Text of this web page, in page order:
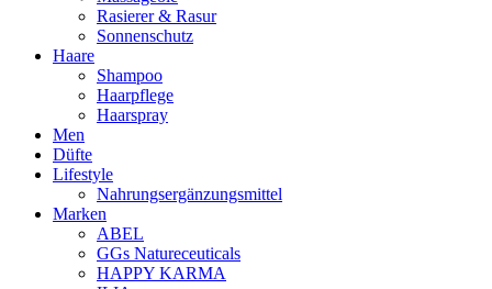
Rasierer & Rasur
Sonnenschutz
Haare
Shampoo
Haarpflege
Haarspray
Men
Düfte
Lifestyle
Nahrungsergänzungsmittel
Marken
ABEL
GGs Natureceuticals
HAPPY KARMA